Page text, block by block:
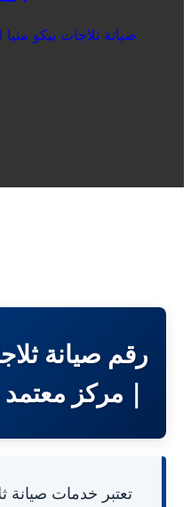
صيانة ثلاجات بيكو منيا
رقم صيانة
| مركز
تعتبر خدمات صيانة